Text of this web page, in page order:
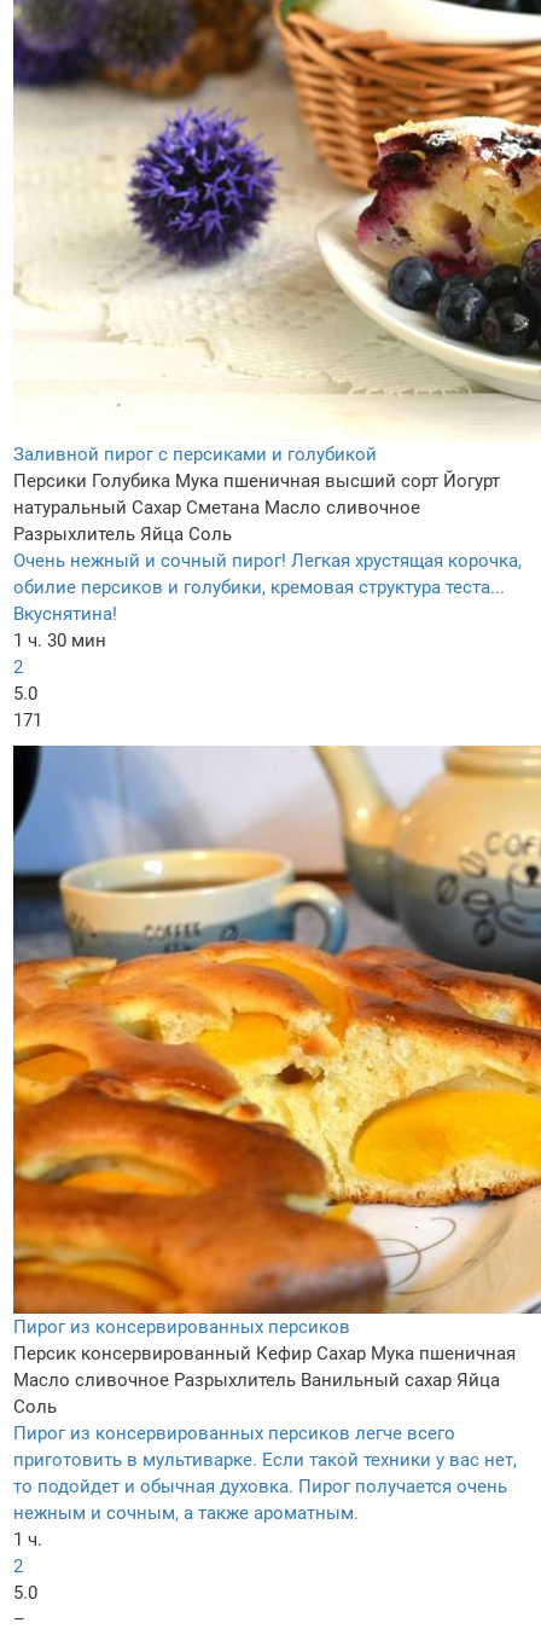
Заливной пирог с персиками и голубикой
Персики Голубика Мука пшеничная высший сорт Йогурт
натуральный Сахар Сметана Масло сливочное
Разрыхлитель Яйца Соль
Очень нежный и сочный пирог! Легкая хрустящая корочка,
обилие персиков и голубики, кремовая структура теста...
Вкуснятина!
1 ч. 30 мин
2
5.0
171
Пирог из консервированных персиков
Персик консервированный Кефир Сахар Мука пшеничная
Масло сливочное Разрыхлитель Ванильный сахар Яйца
Соль
Пирог из консервированных персиков легче всего
приготовить в мультиварке. Если такой техники у вас нет,
то подойдет и обычная духовка. Пирог получается очень
нежным и сочным, а также ароматным.
1 ч.
2
5.0
–